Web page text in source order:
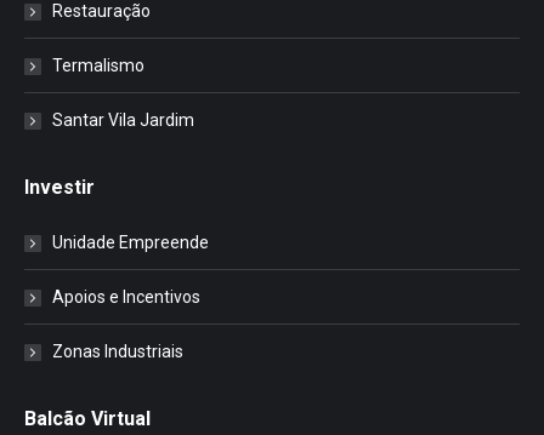
Restauração
Termalismo
Santar Vila Jardim
Investir
Unidade Empreende
Apoios e Incentivos
Zonas Industriais
Balcão Virtual